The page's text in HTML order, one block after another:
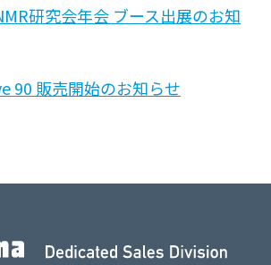
研究会年会 ブース出展のお知
90 販売開始のお知らせ